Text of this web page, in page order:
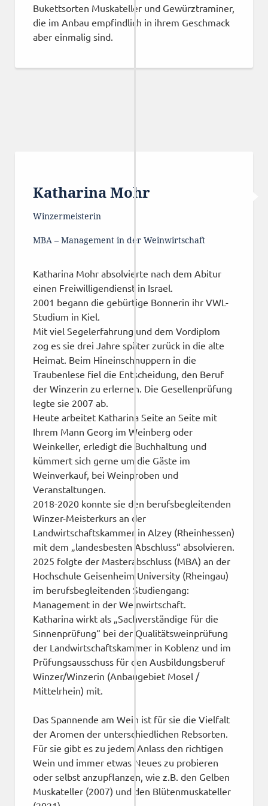
Bukettsorten Muskateller und Gewürztraminer,
die im Anbau empfindlich in ihrem Geschmack
aber einmalig sind.
Katharina Mohr
Winzermeisterin
MBA – Management in der Weinwirtschaft
Katharina Mohr absolvierte nach dem Abitur
einen Freiwilligendienst in Israel.
2001 begann die gebürtige Bonnerin ihr VWL-
Studium in Kiel.
Mit viel Segelerfahrung und dem Vordiplom
zog es sie drei Jahre später zurück in die alte
Heimat. Beim Hineinschnuppern in die
Traubenlese fiel die Entscheidung, den Beruf
der Winzerin zu erlernen. Die Gesellenprüfung
legte sie 2007 ab.
Heute arbeitet Katharina Seite an Seite mit
Ihrem Mann Georg im Weinberg oder
Weinkeller, erledigt die Buchhaltung und
kümmert sich gerne um die Gäste im
Weinverkauf, bei Weinproben und
Veranstaltungen.
2018-2020 konnte sie den berufsbegleitenden
Winzer-Meisterkurs an der
Landwirtschaftskammer in Alzey (Rheinhessen)
mit dem „landesbesten Abschluss“ absolvieren.
2025 folgte der Masterabschluss (MBA) an der
Hochschule Geisenheim University (Rheingau)
im berufsbegleitenden Studiengang:
Management in der Weinwirtschaft.
Katharina wirkt als „Sachverständige für die
Sinnenprüfung“ bei der Qualitätsweinprüfung
der Landwirtschaftskammer in Koblenz und im
Prüfungsausschuss für den Ausbildungsberuf
Winzer/Winzerin (Anbaugebiet Mosel /
Mittelrhein) mit.
Das Spannende am Wein ist für sie die Vielfalt
der Aromen der unterschiedlichen Rebsorten.
Für sie gibt es zu jedem Anlass den richtigen
Wein und immer etwas Neues zu probieren
oder selbst anzupflanzen, wie z.B. den Gelben
Muskateller (2007) und den Blütenmuskateller